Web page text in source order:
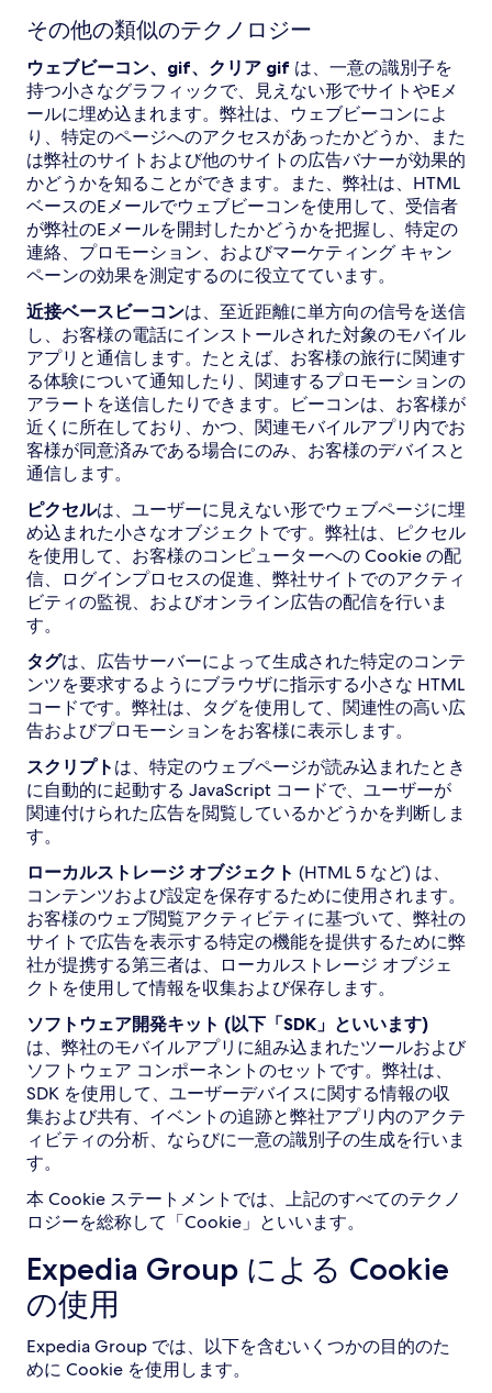
その他の類似のテクノロジー
ウェブビーコン、gif、クリア gif は、一意の識別子を
持つ小さなグラフィックで、見えない形でサイトやEメ
ールに埋め込まれます。弊社は、ウェブビーコンによ
り、特定のページへのアクセスがあったかどうか、また
は弊社のサイトおよび他のサイトの広告バナーが効果的
かどうかを知ることができます。また、弊社は、HTML
ベースのEメールでウェブビーコンを使用して、受信者
が弊社のEメールを開封したかどうかを把握し、特定の
連絡、プロモーション、およびマーケティング キャン
ペーンの効果を測定するのに役立てています。
近接ベースビーコンは、至近距離に単方向の信号を送信
し、お客様の電話にインストールされた対象のモバイル
アプリと通信します。たとえば、お客様の旅行に関連す
る体験について通知したり、関連するプロモーションの
アラートを送信したりできます。ビーコンは、お客様が
近くに所在しており、かつ、関連モバイルアプリ内でお
客様が同意済みである場合にのみ、お客様のデバイスと
通信します。
ピクセルは、ユーザーに見えない形でウェブページに埋
め込まれた小さなオブジェクトです。弊社は、ピクセル
を使用して、お客様のコンピューターへの Cookie の配
信、ログインプロセスの促進、弊社サイトでのアクティ
ビティの監視、およびオンライン広告の配信を行いま
す。
タグは、広告サーバーによって生成された特定のコンテ
ンツを要求するようにブラウザに指示する小さな HTML
コードです。弊社は、タグを使用して、関連性の高い広
告およびプロモーションをお客様に表示します。
スクリプト は、特定のウェブページが読み込まれたとき
に自動的に起動する JavaScript コードで、ユーザーが
関連付けられた広告を閲覧しているかどうかを判断しま
す。
ローカルストレージ オブジェクト (HTML 5 など) は、
コンテンツおよび設定を保存するために使用されます。
お客様のウェブ閲覧アクティビティに基づいて、弊社の
サイトで広告を表示する特定の機能を提供するために弊
社が提携する第三者は、ローカルストレージ オブジェ
クトを使用して情報を収集および保存します。
ソフトウェア開発キット (以下「SDK」といいます)
は、弊社のモバイルアプリに組み込まれたツールおよび
ソフトウェア コンポーネントのセットです。弊社は、
SDK を使用して、ユーザーデバイスに関する情報の収
集および共有、イベントの追跡と弊社アプリ内のアクテ
ィビティの分析、ならびに一意の識別子の生成を行いま
す。
本 Cookie ステートメントでは、上記のすべてのテクノ
ロジーを総称して「Cookie」といいます。
Expedia Group による Cookie
の使用
Expedia Group では、以下を含むいくつかの目的のた
めに Cookie を使用します。